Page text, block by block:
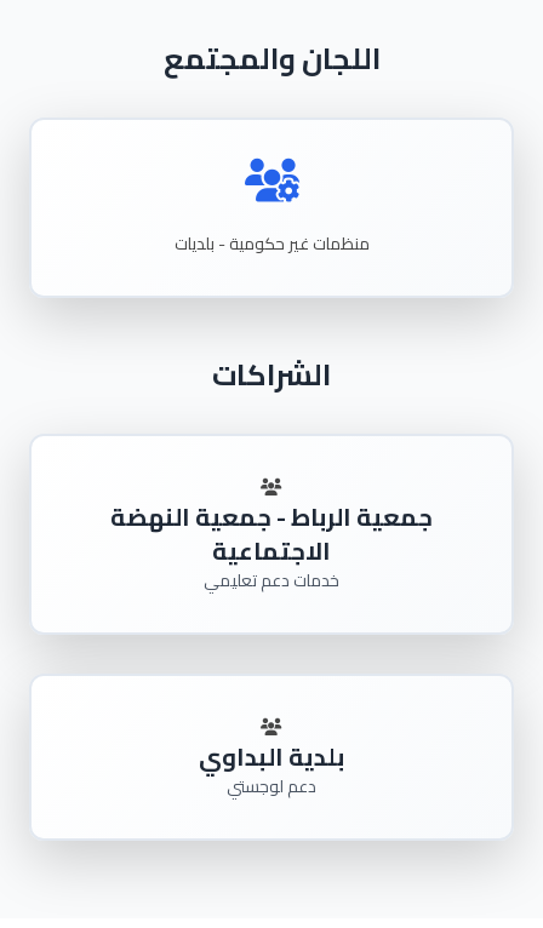
اللجان والمجتمع
منظمات غير حكومية - بلديات
الشراكات
جمعية الرباط - جمعية النهضة
الاجتماعية
خدمات دعم تعليمي
بلدية البداوي
دعم لوجستي